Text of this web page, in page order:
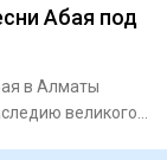
Абая под
в Алматы
великого